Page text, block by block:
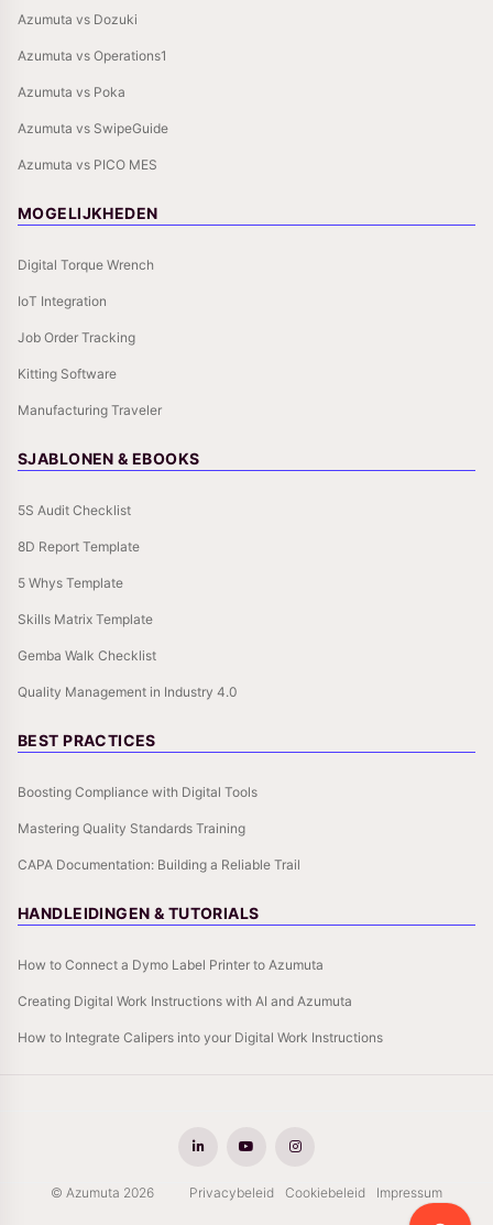
Azumuta vs Dozuki
Azumuta vs Operations1
Azumuta vs Poka
Azumuta vs SwipeGuide
Azumuta vs PICO MES
MOGELIJKHEDEN
Digital Torque Wrench
IoT Integration
Job Order Tracking
Kitting Software
Manufacturing Traveler
SJABLONEN & EBOOKS
5S Audit Checklist
8D Report Template
5 Whys Template
Skills Matrix Template
Gemba Walk Checklist
Quality Management in Industry 4.0
BEST PRACTICES
Boosting Compliance with Digital Tools
Mastering Quality Standards Training
CAPA Documentation: Building a Reliable Trail
HANDLEIDINGEN & TUTORIALS
How to Connect a Dymo Label Printer to Azumuta
Creating Digital Work Instructions with AI and Azumuta
How to Integrate Calipers into your Digital Work Instructions
© Azumuta 2026 Privacybeleid Cookiebeleid Impressum